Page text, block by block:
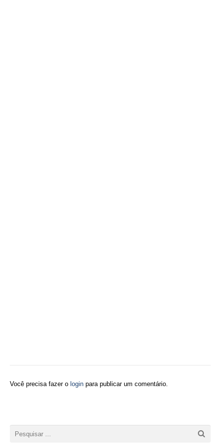
Você precisa fazer o loginpara publicar um comentário.